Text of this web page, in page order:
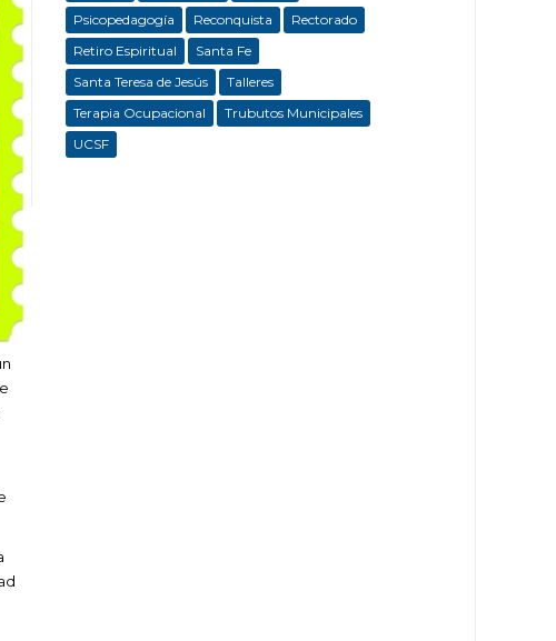
Psicopedagogía
Reconquista
Rectorado
Retiro Espiritual
Santa Fe
Santa Teresa de Jesús
Talleres
Terapia Ocupacional
Trubutos Municipales
UCSF